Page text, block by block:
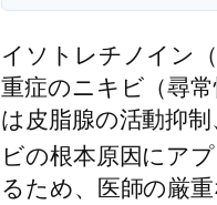
イソトレチノイン
重症のニキビ（尋
は皮脂腺の活動抑
ビの根本原因にア
るため、医師の厳